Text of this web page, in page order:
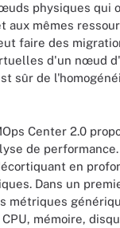
physiques qui
aux mêmes
faire des
d'un nœud
sûr de
Center 2.0
de
en
Dans un
métriques
mémoire,